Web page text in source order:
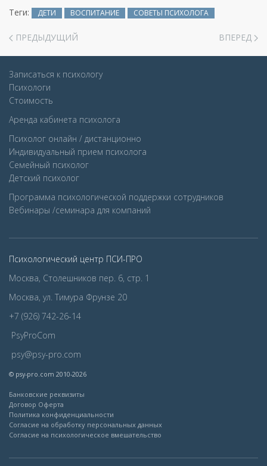
Теги: ДЕТИ ВОСПИТАНИЕ СОВЕТЫ ПСИХОЛОГА
ПРЕДЫДУЩИЙ ВПЕРЕД
Записаться к психологу
Психологи
Стоимость
Аренда кабинета психолога
Психолог онлайн / дистанционно
Индивидуальный прием психолога
Семейный психолог
Детcкий психолог
Программа психологической поддержки сотрудников
Вебинары /семинара для компаний
Психологический центр ПСИ-ПРО
Москва, Столешников пер. 6, стр. 1
Москва, ул. Тимура Фрунзе 20
+7 (926) 742-26-14
PsyProCom
psy@psy-pro.com
© psy-pro.com 2010-2026
Банковские реквизиты
Договор Оферта
Политика конфиденциальности
Согласие на обработку персональных данных
Согласие на психологическое вмешательство